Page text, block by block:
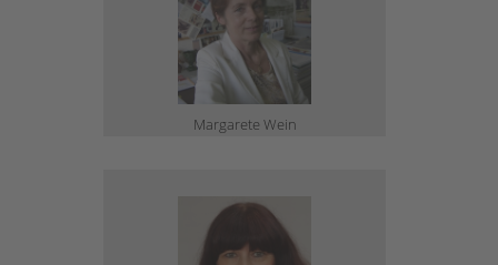
Margarete Wein